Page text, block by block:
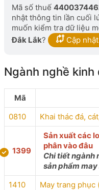
Mã số thuế
nhật thông tin lần cuối
muốn kiểm tra dữ liệu
Đắk Lắk? Cập nhật
Ngành nghề kinh
Mã
0810
Khai thác đá,
1399
Sản xuất các
phân vào đâu
Chi tiết ngành
sản phẩm may
1410
May trang phục